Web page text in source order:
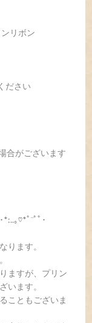
リボン
ださい
合がございます
*:..｡♡*ﾟ¨ﾟﾟ･
ります。
ますが、プリン
います。
こともございま